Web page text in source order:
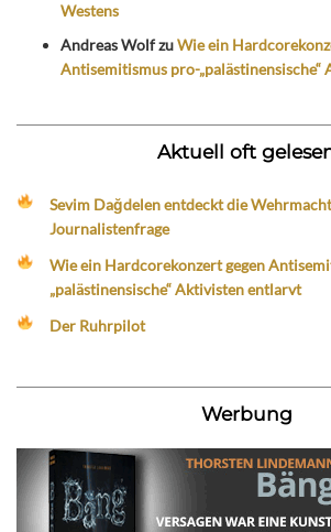
Westens
Andreas WolfzuWie ein
Antisemitismus pro-
Aktuell oft
Sevim Dağdelen entdeckt die
Journalistenfrage
Wie ein Hardcorekonzert gegen
„palästinensische“ Aktivisten entlarvt
Der Ruhrpilot
Werbung